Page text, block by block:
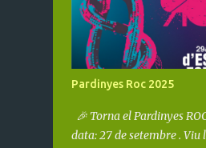
Pardinyes Roc 2025
🎉 Torna el Pardinyes
data: 27 de setembre . Viu